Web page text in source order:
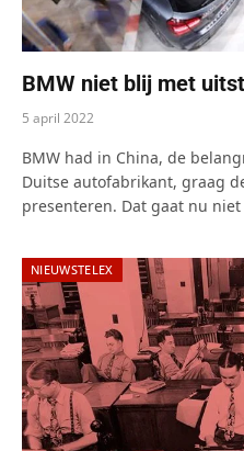
BMW niet blij met
5 april 2022
BMW had in China, de
Duitse autofabrikant, graag
presenteren. Dat gaat nu niet
NIEUWSTELEX